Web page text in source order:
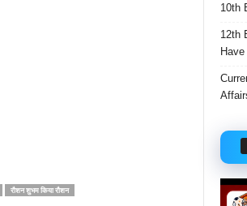
रौशन शुभम किया रौशन
10th
12th